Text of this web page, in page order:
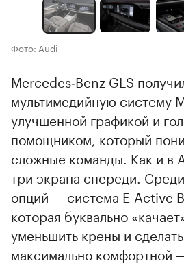
Фото: Audi
Mercedes‑Benz GLS
мультимедийную систему
улучшенной графикой и
помощником, который
сложные команды. Как и в
три экрана спереди.
опций — система E-Active
которая буквально
уменьшить крены и
максимально комфортной